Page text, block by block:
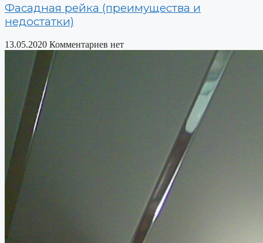
Фасадная рейка (преимущества и
недостатки)
13.05.2020 Комментариев нет